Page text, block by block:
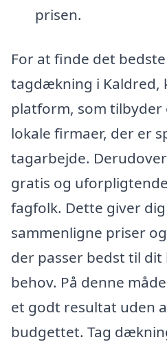
prisen.
For at finde det
tagdækning i Kaldred,
platform, som tilbyder
lokale firmaer, der er
tagarbejde.
gratis og
fagfolk. Dette giver
sammenligne priser
der passer bedst til
behov. På denne
et godt resultat uden
budgettet. Tag